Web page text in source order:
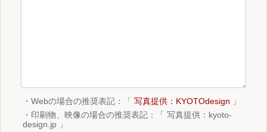
・Webの場合の推奨表記：「 写真提供：KYOTOdesign 」
・印刷物、映像の場合の推奨表記：「 写真提供：kyoto-
design.jp 」